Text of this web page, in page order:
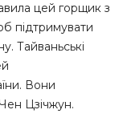
цей горщик з
підтримувати
Тайваньські
Вони
Цзічжун.